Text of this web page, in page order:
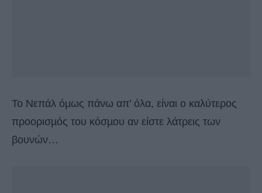
Το Νεπάλ όµως πάνω απ’ όλα, είναι ο καλύτερος
προορισµός του κόσµου αν είστε λάτρεις των
βουνών…